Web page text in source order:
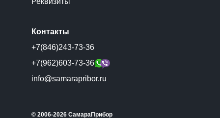
Контакты
+7(846)243-73-36
+7(962)603-73-36
info@samarapribor.ru
© 2006-2026 СамараПрибор